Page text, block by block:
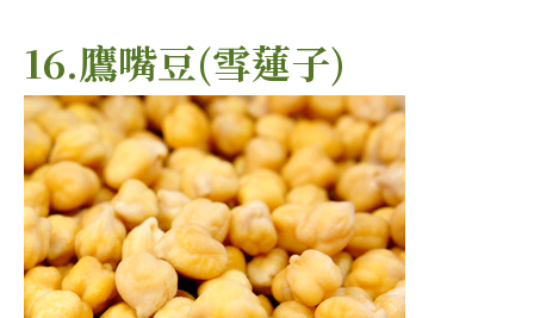
16.鷹嘴豆(雪蓮子)